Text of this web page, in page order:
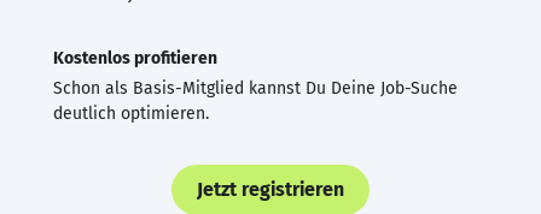
Kostenlos profitieren
Schon als Basis-Mitglied kannst Du Deine Job-Suche
deutlich optimieren.
Jetzt registrieren